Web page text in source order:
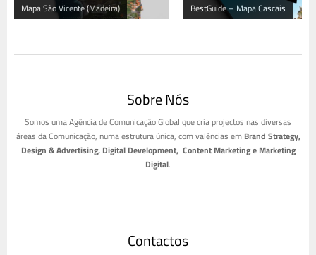
Mapa São Vicente (Madeira) BestGuide – Mapa Cascais
Sobre Nós
Somos uma Agência de Comunicação Global que cria projectos nas diversas
áreas da Comunicação, numa estrutura única, com valências em Brand Strategy,
Design & Advertising, Digital Development, Content Marketing e Marketing
Digital.
Contactos